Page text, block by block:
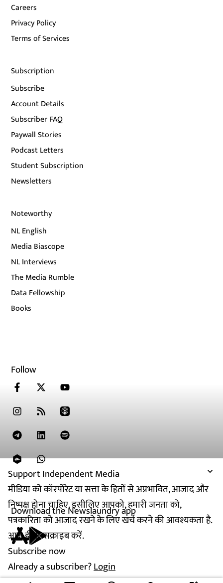
Support Independent Media
मीडिया को कॉरपोरेट या सत्ता के हितों से अप्रभावित, आजाद और
निष्पक्ष होना चाहिए. इसीलिए आपको, हमारी जनता को,
पत्रकारिता को आजाद रखने के लिए खर्च करने की आवश्यकता है.
आज ही सब्सक्राइब करें.
Subscribe now
Already a subscriber?Login
Careers
Privacy Policy
Terms of Services
Subscription
Subscribe
Account Details
Subscriber FAQ
Paywall Stories
Podcast Letters
Student Subscription
Newsletters
Noteworthy
NL English
Media Biascope
NL Interviews
The Media Rumble
Data Fellowship
Books
Follow
Download the Newslaundry app